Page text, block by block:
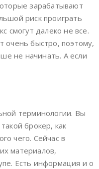
зарабатывают
риск проиграть
смогут далеко не все.
очень быстро, поэтому,
не начинать. А если
терминологии. Вы
брокер, как
чего. Сейчас в
материалов,
Есть информация и о